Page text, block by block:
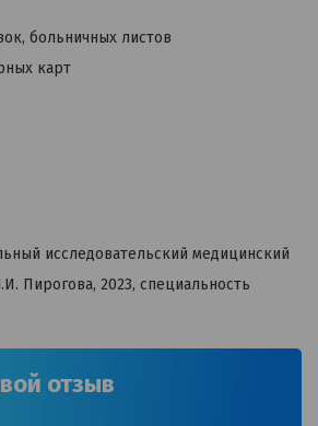
больничных листов
карт
исследовательский медицинский
Пирогова, 2023, специальность
отзыв